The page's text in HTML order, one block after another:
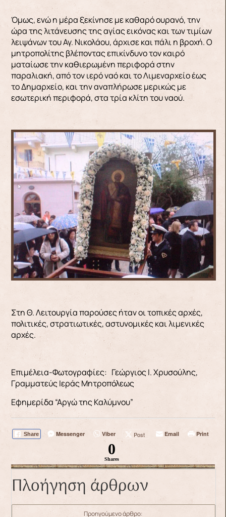
Όμως, ενώ η μέρα ξεκίνησε με καθαρό ουρανό, την
ώρα της λιτάνευσης της αγίας εικόνας και των τιμίων
λειψάνων του Αγ. Νικολάου, άρχισε και πάλι η βροχή. Ο
μητροπολίτης βλέποντας επικίνδυνο τον καιρό
ματαίωσε την καθιερωμένη περιφορά στην
παραλιακή, από τον ιερό ναό και το Λιμεναρχείο έως
το Δημαρχείο, και την αναπλήρωσε μερικώς με
εσωτερική περιφορά, στα τρία κλίτη του ναού.
Στη Θ. Λειτουργία παρούσες ήταν οι τοπικές αρχές,
πολιτικές, στρατιωτικές, αστυνομικές και λιμενικές
αρχές.
Επιμέλεια-Φωτογραφίες: Γεώργιος Ι. Χρυσούλης,
Γραμματεύς Ιεράς Μητροπόλεως
Εφημερίδα “Αργώ της Καλύμνου”
Share Messenger Viber Post Email Print
0
Shares
Πλοήγηση άρθρων
Προηγούμενο άρθρο: